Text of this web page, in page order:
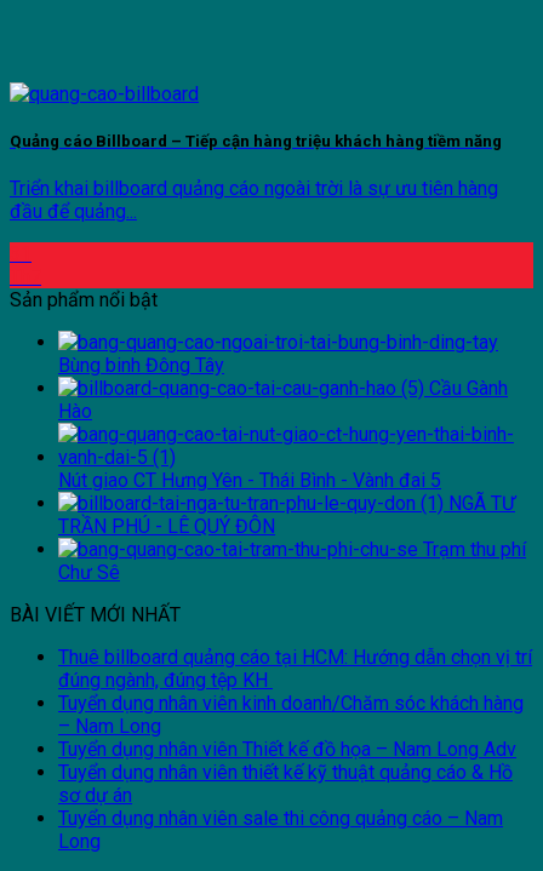
Quảng cáo Billboard – Tiếp cận hàng triệu khách hàng tiềm năng
Triển khai billboard quảng cáo ngoài trời là sự ưu tiên hàng
đầu để quảng...
Sản phẩm nổi bật
Bùng binh Đông Tây
Cầu Gành
Hào
Nút giao CT Hưng Yên - Thái Bình - Vành đai 5
NGÃ TƯ
TRẦN PHÚ - LÊ QUÝ ĐÔN
Trạm thu phí
Chư Sê
BÀI VIẾT MỚI NHẤT
Thuê billboard quảng cáo tại HCM: Hướng dẫn chọn vị trí
đúng ngành, đúng tệp KH
Tuyển dụng nhân viên kinh doanh/Chăm sóc khách hàng
– Nam Long
Tuyển dụng nhân viên Thiết kế đồ họa – Nam Long Adv
Tuyển dụng nhân viên thiết kế kỹ thuật quảng cáo & Hồ
sơ dự án
Tuyển dụng nhân viên sale thi công quảng cáo – Nam
Long